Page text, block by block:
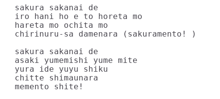
sakura sakanai de
iro hani ho e to horeta mo
hareta mo ochita mo
chirinuru-sa damenara (sakuramento! )
sakura sakanai de
asaki yumemishi yume mite
yura ide yuyu shiku
chitte shimaunara
memento shite!